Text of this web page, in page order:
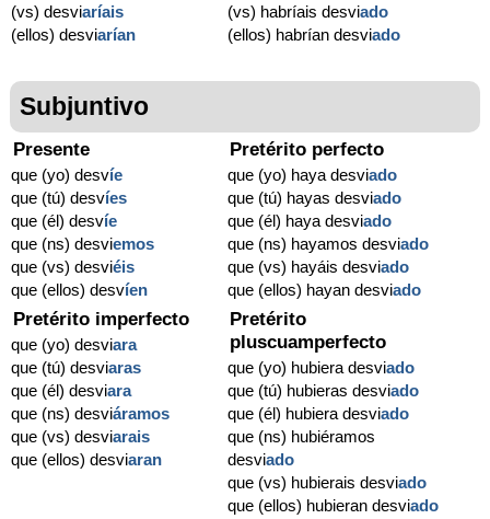
(vs) desviaríais
(ellos) desviarían
(vs) habríais desviado
(ellos) habrían desviado
Subjuntivo
Presente
que (yo) desvíe
que (tú) desvíes
que (él) desvíe
que (ns) desviemos
que (vs) desviéis
que (ellos) desvíen
Pretérito perfecto
que (yo) haya desviado
que (tú) hayas desviado
que (él) haya desviado
que (ns) hayamos desviado
que (vs) hayáis desviado
que (ellos) hayan desviado
Pretérito imperfecto
que (yo) desviara
que (tú) desviaras
que (él) desviara
que (ns) desviáramos
que (vs) desviarais
que (ellos) desviaran
Pretérito
pluscuamperfecto
que (yo) hubiera desviado
que (tú) hubieras desviado
que (él) hubiera desviado
que (ns) hubiéramos
desviado
que (vs) hubierais desviado
que (ellos) hubieran desviado